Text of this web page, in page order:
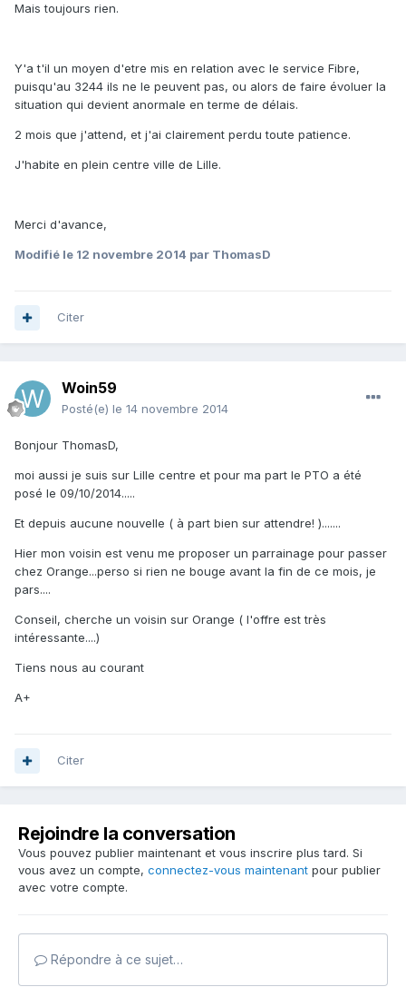
Mais toujours rien.
Y'a t'il un moyen d'etre mis en relation avec le service Fibre,
puisqu'au 3244 ils ne le peuvent pas, ou alors de faire évoluer la
situation qui devient anormale en terme de délais.
2 mois que j'attend, et j'ai clairement perdu toute patience.
J'habite en plein centre ville de Lille.
Merci d'avance,
Modifié le 12 novembre 2014 par ThomasD
Citer
Woin59
Posté(e) le 14 novembre 2014
Bonjour ThomasD,
moi aussi je suis sur Lille centre et pour ma part le PTO a été
posé le 09/10/2014.....
Et depuis aucune nouvelle ( à part bien sur attendre! ).......
Hier mon voisin est venu me proposer un parrainage pour passer
chez Orange...perso si rien ne bouge avant la fin de ce mois, je
pars....
Conseil, cherche un voisin sur Orange ( l'offre est très
intéressante....)
Tiens nous au courant
A+
Citer
Rejoindre la conversation
Vous pouvez publier maintenant et vous inscrire plus tard. Si
vous avez un compte, connectez-vous maintenant pour publier
avec votre compte.
Répondre à ce sujet…